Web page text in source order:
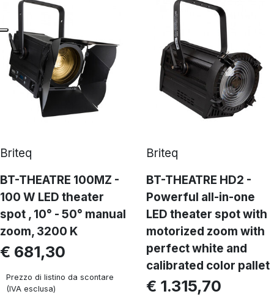
Briteq
BT-THEATRE 100MZ -
100 W LED theater
spot , 10° - 50° manual
zoom, 3200 K
€ 681,30
Prezzo di listino da scontare
(IVA esclusa)
Briteq
BT-THEATRE HD2 -
Powerful all-in-one
LED theater spot with
motorized zoom with
perfect white and
calibrated color pallet
€ 1.315,70